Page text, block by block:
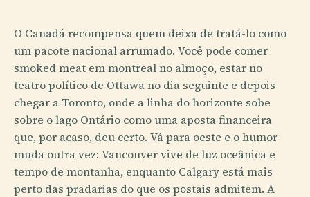
O Canadá recompensa quem deixa de tratá-lo como
um pacote nacional arrumado. Você pode comer
smoked meat em montreal no almoço, estar no
teatro político de Ottawa no dia seguinte e depois
chegar a Toronto, onde a linha do horizonte sobe
sobre o lago Ontário como uma aposta financeira
que, por acaso, deu certo. Vá para oeste e o humor
muda outra vez: Vancouver vive de luz oceânica e
tempo de montanha, enquanto Calgary está mais
perto das pradarias do que os postais admitem. A